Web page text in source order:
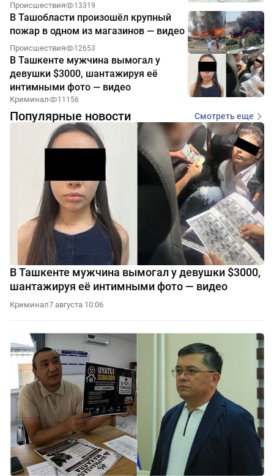
Происшествия 13319
В Ташобласти произошёл крупный
пожар в одном из магазинов — видео
Происшествия 12653
В Ташкенте мужчина вымогал у
девушки $3000, шантажируя её
интимными фото — видео
Криминал 11156
Популярные новости Смотреть еще
В Ташкенте мужчина вымогал у девушки $3000,
шантажируя её интимными фото — видео
Криминал7 августа 10:06